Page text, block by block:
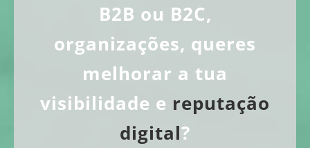
B2B ou B2C,
organizações, queres
melhorar a tua
visibilidade e reputação
digital?